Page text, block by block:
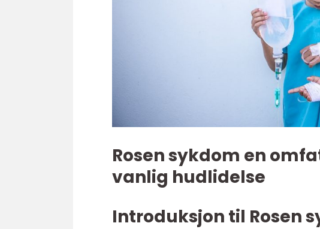
Rosen sykdom en
vanlig hudlidelse
Introduksjon til Rosen